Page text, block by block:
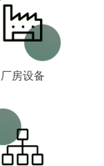
厂房设备